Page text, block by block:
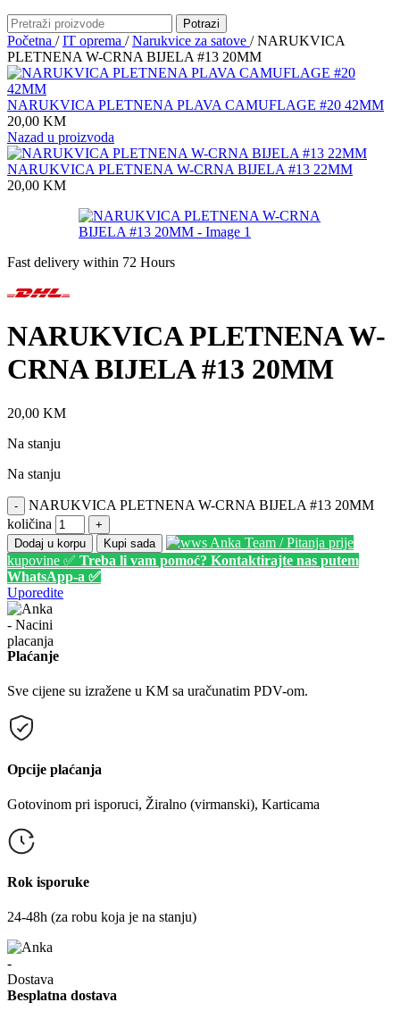
Potrazi
Početna / IT oprema / Narukvice za satove / NARUKVICA
PLETNENA W-CRNA BIJELA #13 20MM
NARUKVICA PLETNENA PLAVA CAMUFLAGE #20 42MM
20,00 KM
Nazad u proizvoda
NARUKVICA PLETNENA W-CRNA BIJELA #13 22MM
20,00 KM
Fast delivery within 72 Hours
NARUKVICA PLETNENA W-
CRNA BIJELA #13 20MM
20,00 KM
Na stanju
Na stanju
-
NARUKVICA PLETNENA W-CRNA BIJELA #13 20MM
količina
+
Dodaj u korpu
Kupi sada
Anka Team / Pitanja prije
kupovine ✅ Treba li vam pomoć? Kontaktirajte nas putem
WhatsApp-a ✅
Uporedite
Plaćanje
Sve cijene su izražene u KM sa uračunatim PDV-om.
Opcije plaćanja
Gotovinom pri isporuci, Žiralno (virmanski), Karticama
Rok isporuke
24-48h (za robu koja je na stanju)
Besplatna dostava